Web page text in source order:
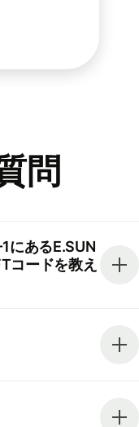
問
にあるE.SUN
コードを教え